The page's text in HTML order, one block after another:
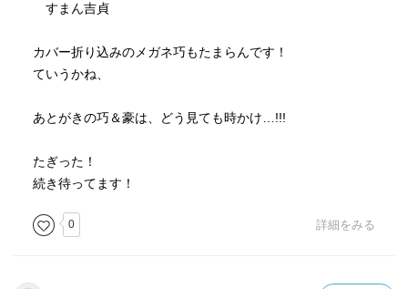
すまん吉貞
カバー折り込みのメガネ巧もたまらんです！
ていうかね、
あとがきの巧＆豪は、どう見ても時かけ…!!!
たぎった！
続き待ってます！
0 詳細をみる